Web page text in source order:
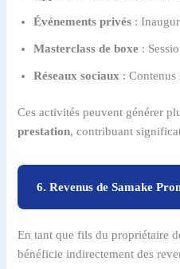
Événements privés :
Masterclass de boxe :
Réseaux sociaux : Contenus
Ces activités peuvent générer
prestation, contribuant
6. Revenus de Samake
En tant que fils du propriétaire
bénéficie indirectement des